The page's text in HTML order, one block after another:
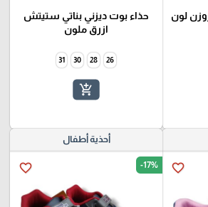
لون
حذاء بوت ديزني بناتي ستيتش
ازرق ملون
26
28
30
31
add_shopping_cart
favorite_border
أحذية أطفال
favorite_border -17%